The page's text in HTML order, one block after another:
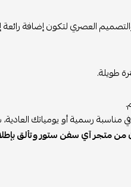
والتصميم العصري لتكون إضافة
طويلة.
رسمية أو يومياتك
من متجر آي سفن ستور وتألق